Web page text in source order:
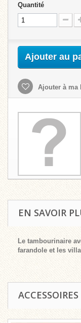
Quantité
Ajouter au
Ajouter à ma
EN SAVOIR
Le tambourinaire
farandole et les
ACCESSOIRES